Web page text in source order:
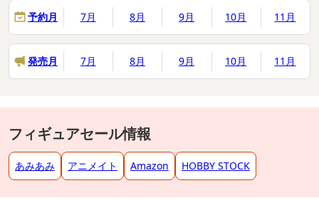
予約月 7月 8月 9月 10月 11月
発売月 7月 8月 9月 10月 11月
フィギュアセール情報
あみあみ アニメイト Amazon HOBBY STOCK